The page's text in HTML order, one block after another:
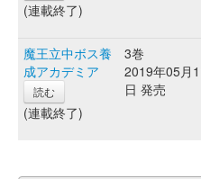
(連載終了)
魔王立中ボス養
成アカデミア
読む
(連載終了)
3巻
2019年05月
日 発売